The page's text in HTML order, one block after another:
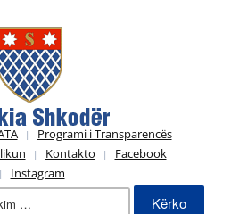
Programi i Transparencës
Kontakto
Facebook
Instagram
Kërko